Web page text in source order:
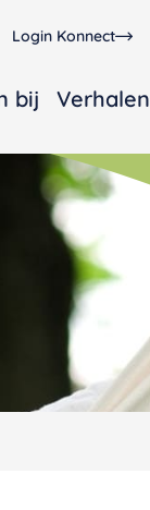
bij Verhalen
Login Konnect